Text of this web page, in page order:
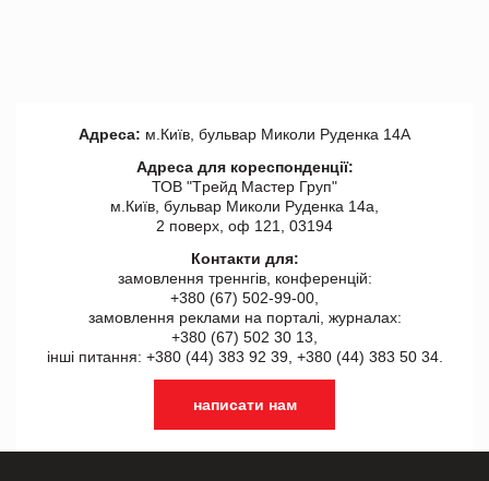
Адреса: м.Київ, бульвар Миколи Руденка 14А
Адреса для кореспонденції:
ТОВ "Tрейд Мастер Груп"
м.Київ, бульвар Миколи Руденка 14а,
2 поверх, оф 121, 03194
Контакти для:
замовлення треннгів, конференцій:
+380 (67) 502-99-00,
замовлення реклами на порталі, журналах:
+380 (67) 502 30 13,
інші питання: +380 (44) 383 92 39, +380 (44) 383 50 34.
написати нам